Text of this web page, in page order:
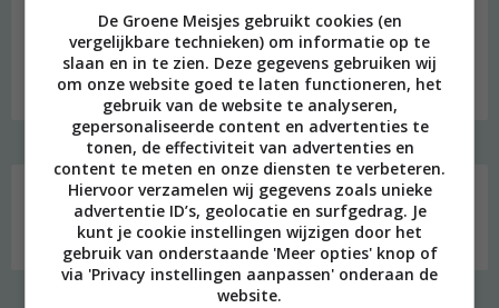
Hi, ik ben Merel! Ik neem je graag mee in mijn persoonlijke
onderzoek naar een duurzame en meer bewuste leefstijl.
Welkom op mijn blog!
Social media
De Groene Meisjes gebruikt cookies (en
vergelijkbare technieken) om informatie op te
slaan en in te zien. Deze gegevens gebruiken wij
om onze website goed te laten functioneren, het
gebruik van de website te analyseren,
gepersonaliseerde content en advertenties te
tonen, de effectiviteit van advertenties en
content te meten en onze diensten te verbeteren.
Hiervoor verzamelen wij gegevens zoals unieke
advertentie ID’s, geolocatie en surfgedrag. Je
kunt je cookie instellingen wijzigen door het
gebruik van onderstaande 'Meer opties' knop of
via 'Privacy instellingen aanpassen' onderaan de
website.